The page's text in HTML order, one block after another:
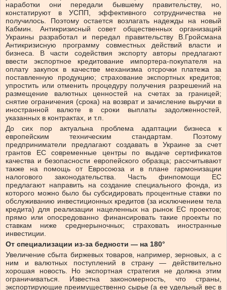
наработки они передали бывшему правительству, но,
констатируют в УСПП, эффективного сотрудничества не
получилось. Поэтому остается возлагать надежды на новый
Кабмин. Антикризисный совет общественных организаций
Украины разработал и передал правительству В.Гройсмана
Антикризисную программу совместных действий власти и
бизнеса. В части содействия экспорту авторы предлагают
ввести экспортное кредитование импортера-покупателя на
оплату закупок в качестве механизма отсрочки платежа за
поставленную продукцию; страхование экспортных кредитов;
упростить или отменить процедуру получения разрешений на
размещение валютных ценностей на счетах за границей;
снятие ограничения (срока) на возврат и зачисление выручки в
иностранной валюте в сроки выплаты задолженностей,
указанных в контрактах, и т.п.
До сих пор актуальна проблема адаптации бизнеса к
европейским техническим стандартам. Поэтому
предприниматели предлагают создавать в Украине за счет
грантов ЕС современные центры по выдаче сертификатов
качества и безопасности европейского образца; рассчитывают
также на помощь от Евросоюза и в плане гармонизации
налогового законодательства. Часть финпомощи ЕС
предлагают направить на создание специального фонда, из
которого можно было бы субсидировать процентные ставки по
обслуживанию инвестиционных кредитов (за исключением тела
кредита) для реализации нацеленных на рынок ЕС проектов;
прямо или опосредованно финансировать такие проекты по
ставкам ниже среднерыночных; страховать иностранные
инвестиции.
От специализации из-за бедности — на 180°
Увеличение сбыта биржевых товаров, например, зерновых, а с
ним и валютных поступлений в страну — действительно
хорошая новость. Но экспортная стратегия не должна этим
ограничиваться. Известна закономерность, что страны,
экспортирующие преимущественно сырье (а ее удельный вес в